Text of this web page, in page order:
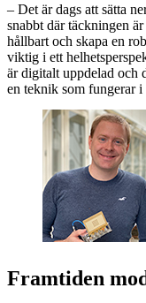
– Det är dags att sätta
snabbt där täckningen
hållbart och skapa en
viktig i ett
är digitalt uppdelad och
en teknik som fungerar
Framtiden